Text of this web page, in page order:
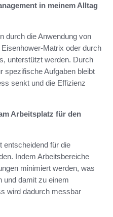
in meinem Alltag
durch die Anwendung von
Matrix oder durch
unterstützt werden. Durch
spezifische Aufgaben bleibt
senkt und die Effizienz
Arbeitsplatz für den
entscheidend für die
Indem Arbeitsbereiche
minimiert werden, was
und damit zu einem
wird dadurch messbar